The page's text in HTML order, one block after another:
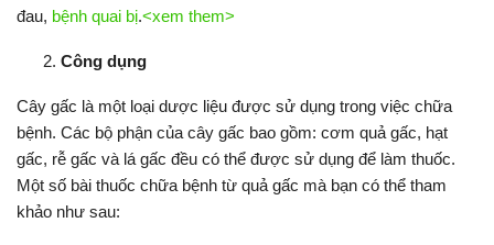
đau, bệnh quai bị.<xem them>
Công dụng
Cây gấc là một loại dược liệu được sử dụng trong việc chữa
bệnh. Các bộ phận của cây gấc bao gồm: cơm quả gấc, hạt
gấc, rễ gấc và lá gấc đều có thể được sử dụng để làm thuốc.
Một số bài thuốc chữa bệnh từ quả gấc mà bạn có thể tham
khảo như sau: